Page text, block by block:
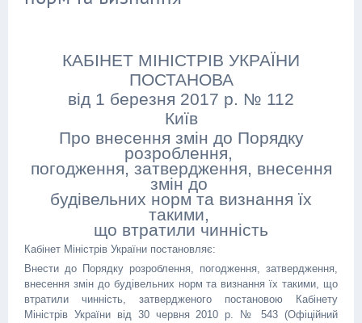
КАБІНЕТ МІНІСТРІВ УКРАЇНИ
ПОСТАНОВА
від 1 березня 2017 р. № 112
Київ
Про внесення змін до Порядку
розроблення,
погодження, затвердження, внесення
змін до
будівельних норм та визнання їх
такими,
що втратили чинність
Кабінет Міністрів України постановляє:
Внести до Порядку розроблення, погодження, затвердження,
внесення змін до будівельних норм та визнання їх такими, що
втратили чинність, затвердженого постановою Кабінету
Міністрів України від 30 червня 2010 р. № 543 (Офіційний